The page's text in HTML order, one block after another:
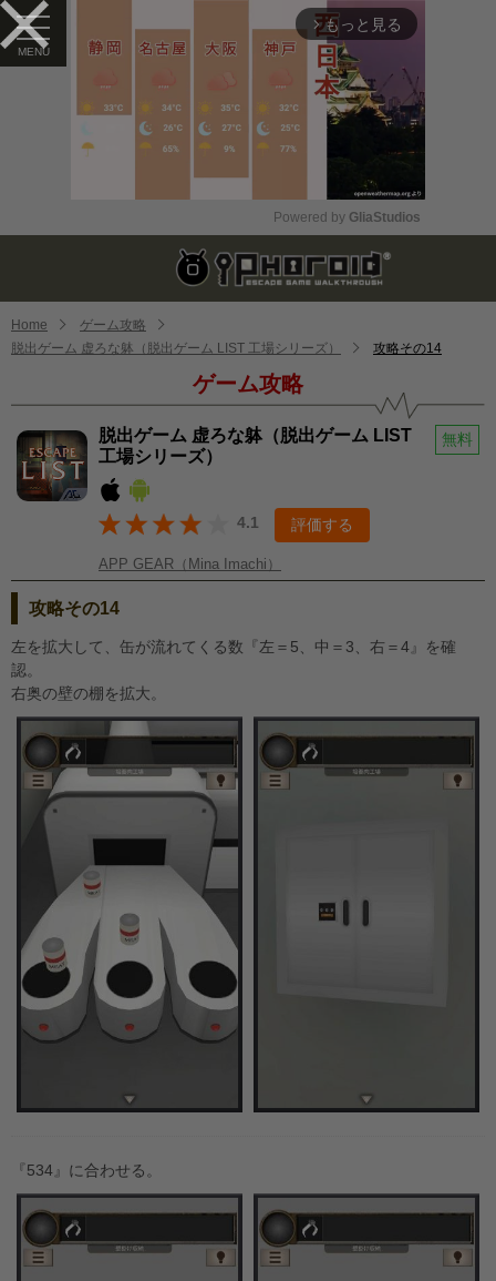
arrow_forward_ios もっと見る
Mute
Powered by GliaStudios
Home
ゲーム攻略
脱出ゲーム 虚ろな躰（脱出ゲーム LIST 工場シリーズ）
攻略その14
ゲーム攻略
脱出ゲーム 虚ろな躰（脱出ゲーム LIST
工場シリーズ）
無料
4.1 評価する
APP GEAR（Mina Imachi）
攻略その14
左を拡大して、缶が流れてくる数『左＝5、中＝3、右＝4』を確
認。
右奥の壁の棚を拡大。
『534』に合わせる。